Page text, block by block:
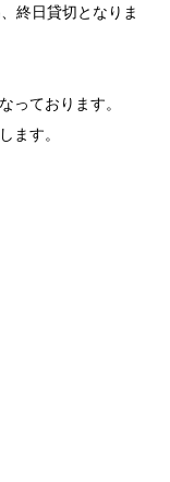
終日貸切となりま
っております。
ます。